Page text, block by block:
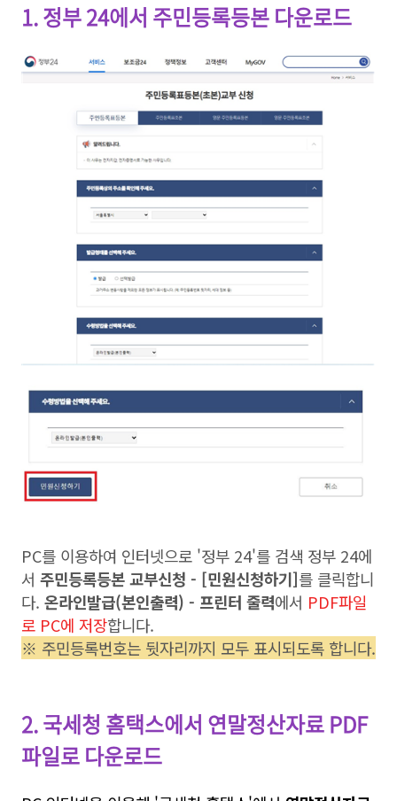
1. 정부 24에서 주민등록등본 다운로드
PC를 이용하여 인터넷으로 '정부 24'를 검색 정부 24에
서 주민등록등본 교부신청 - [민원신청하기]를 클릭합니
다. 온라인발급(본인출력) - 프린터 줄력에서 PDF파일
로 PC에 저장합니다.
※ 주민등록번호는 뒷자리까지 모두 표시되도록 합니다.
2. 국세청 홈택스에서 연말정산자료 PDF
파일로 다운로드